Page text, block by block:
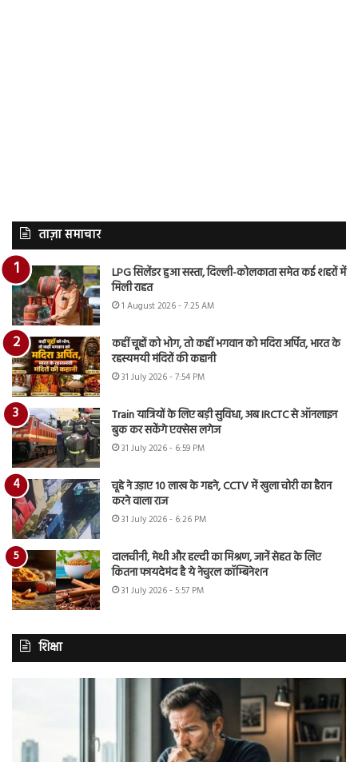
ताज़ा समाचार
LPG सिलेंडर हुआ सस्ता, दिल्ली-कोलकाता समेत कई शहरों में
मिली राहत
1 August 2026 - 7:25 AM
कहीं चूहों को भोग, तो कहीं भगवान को मदिरा अर्पित, भारत के
रहस्यमयी मंदिरों की कहानी
31 July 2026 - 7:54 PM
Train यात्रियों के लिए बड़ी सुविधा, अब IRCTC से ऑनलाइन
बुक कर सकेंगे एक्सेस लगेज
31 July 2026 - 6:59 PM
चूहे ने उड़ाए 10 लाख के गहने, CCTV में खुला चोरी का हैरान
करने वाला राज
31 July 2026 - 6:26 PM
दालचीनी, मेथी और हल्दी का मिश्रण, जानें सेहत के लिए
कितना फायदेमंद है ये नेचुरल कॉम्बिनेशन
31 July 2026 - 5:57 PM
शिक्षा